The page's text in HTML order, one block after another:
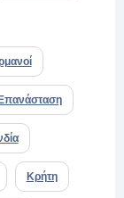
Κρήτη